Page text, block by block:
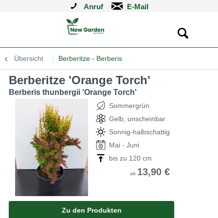
Anruf
Übersicht Berberitze - Berberis
Berberitze 'Orange Torch'
Berberis thunbergii 'Orange Torch'
Sommergrün
Gelb, unscheinbar
Sonnig-halbschattig
Mai - Juni
bis zu 120 cm
ab 13,90 €
Zu den Produkten